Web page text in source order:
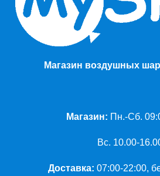
Магазин воздушных
Магазин: Пн.-Сб.
Вс. 10.00-
Доставка: 07:00-22:00,